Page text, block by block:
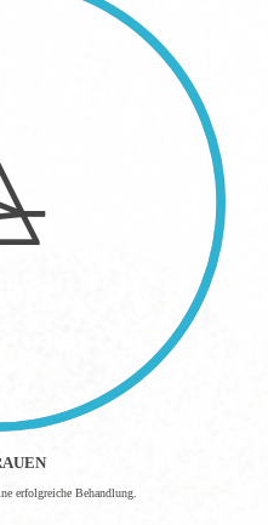
erfolgreiche Behandlung.